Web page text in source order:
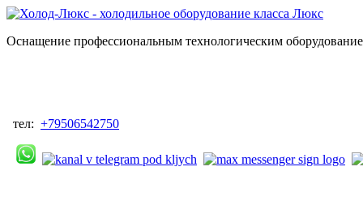
Оснащение профессиональным технологическим
тел: +79506542750